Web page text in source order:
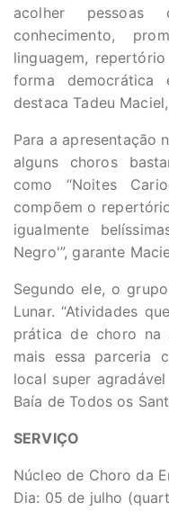
acolher
conhecimento,
linguagem,
forma democrática
destaca Tadeu
Para a apresentação
alguns choros
como “Noites
compõem o
igualmente
Negro'”, garante
Segundo ele, o
Lunar. “Atividades
prática de choro na
mais essa parceria
local super
Baía de Todos os
SERVIÇO
Núcleo de Choro da
Dia: 05 de julho